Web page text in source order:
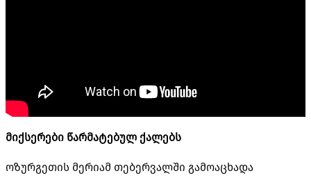
მიქსერები წარმატებულ ქალებს
ოზურგეთის მერიამ თებერვალში გამოაცხადა